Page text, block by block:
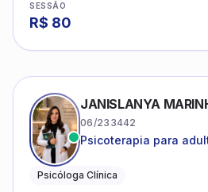
SESSÃO
R$ 80
JANISLANYA
06/233442
Psicoterapia para
Psicóloga Clínica